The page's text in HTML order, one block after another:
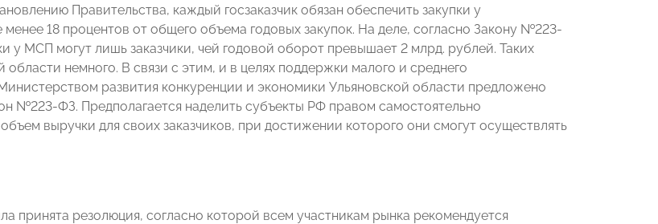
Правительства, каждый госзаказчик обязан обеспечить закупки у
18 процентов от общего объема годовых закупок. На деле, согласно Закону №223-
у МСП могут лишь заказчики, чей годовой оборот превышает 2 млрд. рублей. Таких
области немного. В связи с этим, и в целях поддержки малого и среднего
развития конкуренции и экономики Ульяновской области предложено
№223-ФЗ. Предполагается наделить субъекты РФ правом самостоятельно
выручки для своих заказчиков, при достижении которого они смогут осуществлять
принята резолюция, согласно которой всем участникам рынка рекомендуется